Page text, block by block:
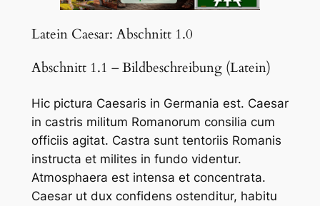
Latein Caesar: Abschnitt 1.0
Abschnitt 1.1 – Bildbeschreibung (Latein)
Hic pictura Caesaris in Germania est. Caesar
in castris militum Romanorum consilia cum
officiis agitat. Castra sunt tentoriis Romanis
instructa et milites in fundo videntur.
Atmosphaera est intensa et concentrata.
Caesar ut dux confidens ostenditur, habitu